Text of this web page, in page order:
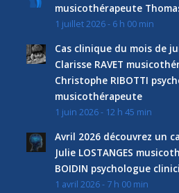
musicothérapeute Thomas
1 juillet 2026 - 6 h 00 min
Cas clinique du mois de
Clarisse RAVET
Christophe RIBOTTI
musicothérapeute
1 juin 2026 - 12 h 45 min
Avril 2026 découvrez un
Julie LOSTANGES
BOIDIN psychologue
1 avril 2026 - 7 h 00 min